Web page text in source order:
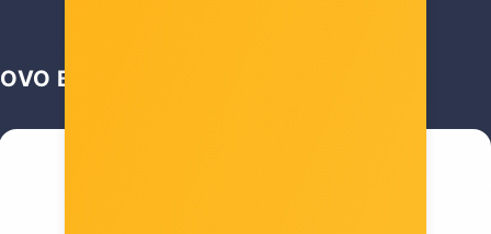
OVO BI VAS MOGLO ZANIMATI …